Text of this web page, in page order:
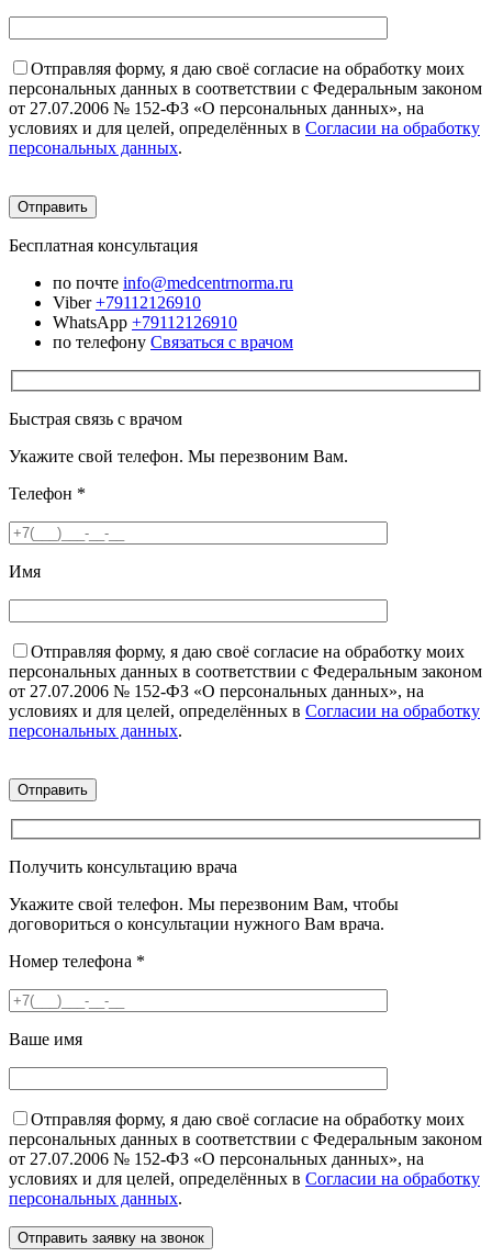
Отправляя форму, я даю своё согласие на обработку моих
персональных данных в соответствии с Федеральным законом
от 27.07.2006 № 152-ФЗ «О персональных данных», на
условиях и для целей, определённых в Согласии на обработку
персональных данных.
Бесплатная консультация
по почте info@medcentrnorma.ru
Viber +79112126910
WhatsApp +79112126910
по телефону Связаться с врачом
Быстрая связь с врачом
Укажите свой телефон. Мы перезвоним Вам.
Телефон *
Имя
Отправляя форму, я даю своё согласие на обработку моих
персональных данных в соответствии с Федеральным законом
от 27.07.2006 № 152-ФЗ «О персональных данных», на
условиях и для целей, определённых в Согласии на обработку
персональных данных.
Получить консультацию врача
Укажите свой телефон. Мы перезвоним Вам, чтобы
договориться о консультации нужного Вам врача.
Номер телефона *
Ваше имя
Отправляя форму, я даю своё согласие на обработку моих
персональных данных в соответствии с Федеральным законом
от 27.07.2006 № 152-ФЗ «О персональных данных», на
условиях и для целей, определённых в Согласии на обработку
персональных данных.